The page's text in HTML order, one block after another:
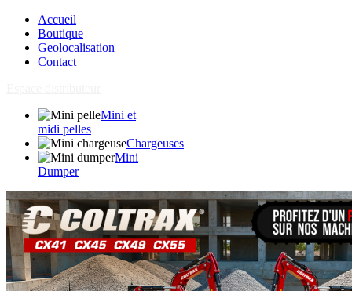
Accueil
Boutique
Geolocalisation
Contact
Mini et
midi pelles
Chargeuses
Mini
Dumper